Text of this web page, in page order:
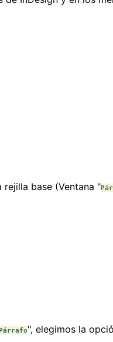
base (Ventana "
", elegimos la